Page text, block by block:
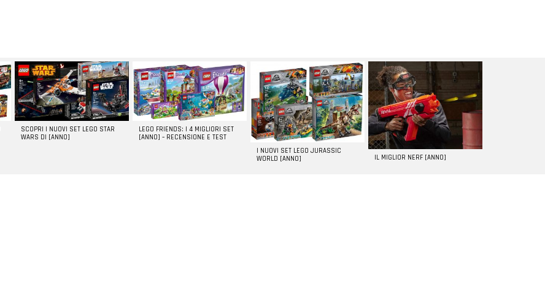
SCOPRI I NUOVI SET LEGO STAR
WARS DI [ANNO]
LEGO FRIENDS: I 4 MIGLIORI SET
[ANNO] – RECENSIONE E TEST
I NUOVI SET LEGO JURASSIC
WORLD [ANNO]
IL MIGLIOR NERF [ANNO]